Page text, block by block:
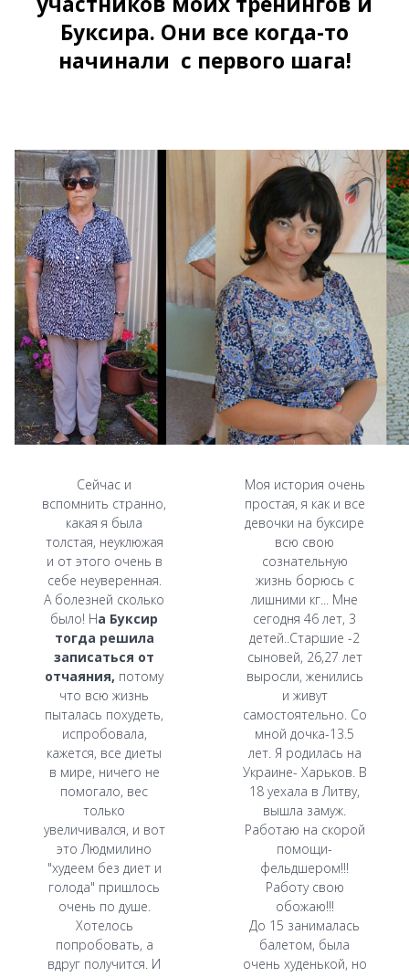
Буксира. Они все когда-то
начинали с первого шага!
Сейчас и
вспомнить странно,
какая я была
толстая, неуклюжая
и от этого очень в
себе неуверенная.
А болезней сколько
было! На Буксир
тогда решила
записаться от
отчаяния, потому
что всю жизнь
пыталась похудеть,
испробовала,
кажется, все диеты
в мире, ничего не
помогало, вес
только
увеличивался, и вот
это Людмилино
"худеем без диет и
голода" пришлось
очень по душе.
Хотелось
попробовать, а
вдруг получится. И
Моя история очень
простая, я как и все
девочки на буксире
всю свою
сознательную
жизнь борюсь с
лишними кг... Мне
сегодня 46 лет, 3
детей..Старшие -2
сыновей, 26,27 лет
выросли, женились
и живут
самостоятельно. Со
мной дочка-13.5
лет. Я родилась на
Украине- Харьков. В
18 уехала в Литву,
вышла замуж.
Работаю на скорой
помощи-
фельдшером!!!
Работу свою
обожаю!!!
До 15 занималась
балетом, была
очень худенькой, но